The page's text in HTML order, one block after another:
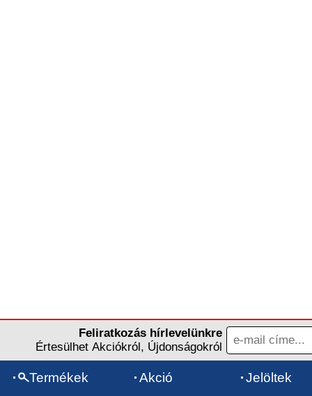
Feliratkozás hírlevelünkre
Értesülhet Akciókról, Újdonságokról
Termékek Akció Jelöltek